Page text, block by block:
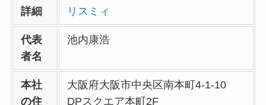
詳細 リスミィ
代表
者名
池内康浩
本社
の住
大阪府大阪市中央区南本町4-1-10
DPスクエア本町2F